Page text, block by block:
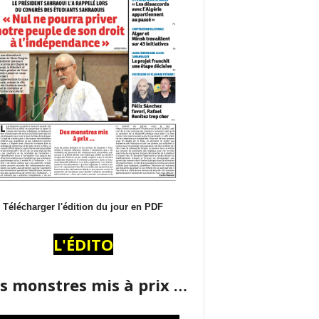
Télécharger l'édition du jour en PDF
L'ÉDITO
monstres mis à prix …